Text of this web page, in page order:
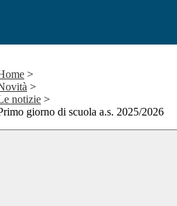
>
>
notizie >
giorno di scuola a.s. 2025/2026